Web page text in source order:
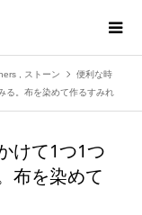
ストーン
便利な時
る。布を染めて作るすみれ
けて1つ1つ
布を染めて